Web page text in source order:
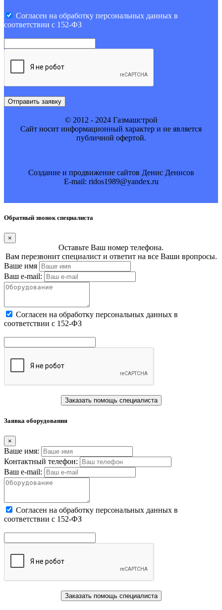
Cогласен на обработку персональных данных в
соответствии с 152-ФЗ
Отправить заявку
© 2012 - 2024 Газмашстрой
Cайт носит информационный характер и не является
публичной офертой.
Создание и продвижение сайтов Денис Денисов
E-mail: ridos1989@yandex.ru
Обратный звонок специалиста
×
Оставьте Ваш номер телефона.
Вам перезвонит специалист и ответит на все Ваши вропросы.
Ваше имя
Ваш e-mail:
Cогласен на обработку персональных данных в
соответствии с 152-ФЗ
Заказать помощь специалиста
Заявка оборудования
×
Ваше имя:
Контактный телефон:
Ваш e-mail:
Cогласен на обработку персональных данных в
соответствии с 152-ФЗ
Заказать помощь специалиста